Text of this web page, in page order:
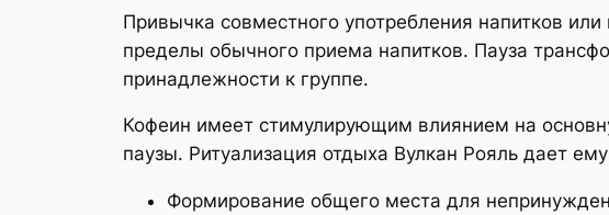
Привычка совместного употребления напитков
пределы обычного приема напитков. Пауза
принадлежности к группе.
Кофеин имеет стимулирующим влиянием на
паузы. Ритуализация отдыха Вулкан Рояль дает
Формирование общего места для